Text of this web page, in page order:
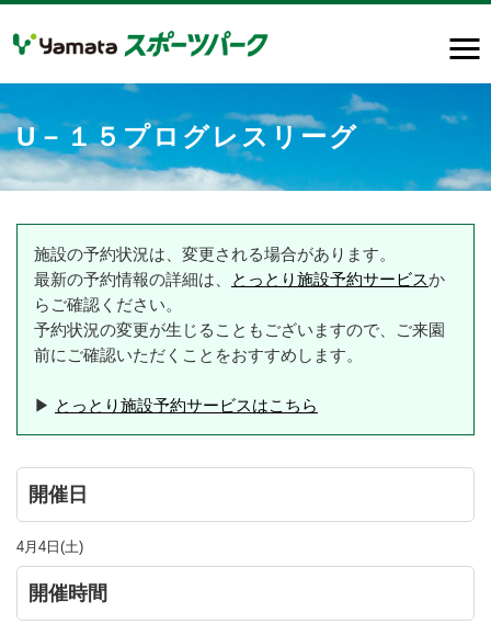
U－１５プログレスリーグ
施設の予約状況は、変更される場合があります。
最新の予約情報の詳細は、
とっとり施設予約サービスか
らご確認ください。
予約状況の変更が生じることもございますので、ご来園
前にご確認いただくことをおすすめします。
▶ とっとり施設予約サービスはこちら
開催日
4月4日(土)
開催時間